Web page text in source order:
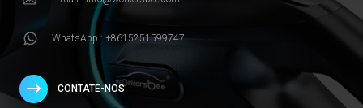
WhatsApp : +8615251599747
CONTATE-NOS